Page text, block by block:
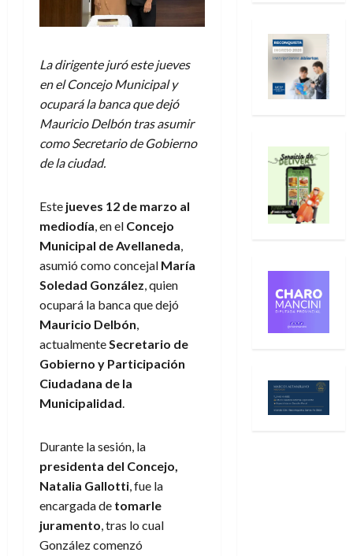
La dirigente juró este jueves
en el Concejo Municipal y
ocupará la banca que dejó
Mauricio Delbón tras asumir
como Secretario de Gobierno
de la ciudad.
Este jueves 12 de marzo al
mediodía, en el Concejo
Municipal de Avellaneda,
asumió como concejal María
Soledad González, quien
ocupará la banca que dejó
Mauricio Delbón,
actualmenteSecretario de
Gobierno y Participación
Ciudadana de la
Municipalidad.
Durante la sesión, la
presidenta del Concejo,
Natalia Gallotti, fue la
encargada de tomarle
juramento, tras lo cual
González comenzó